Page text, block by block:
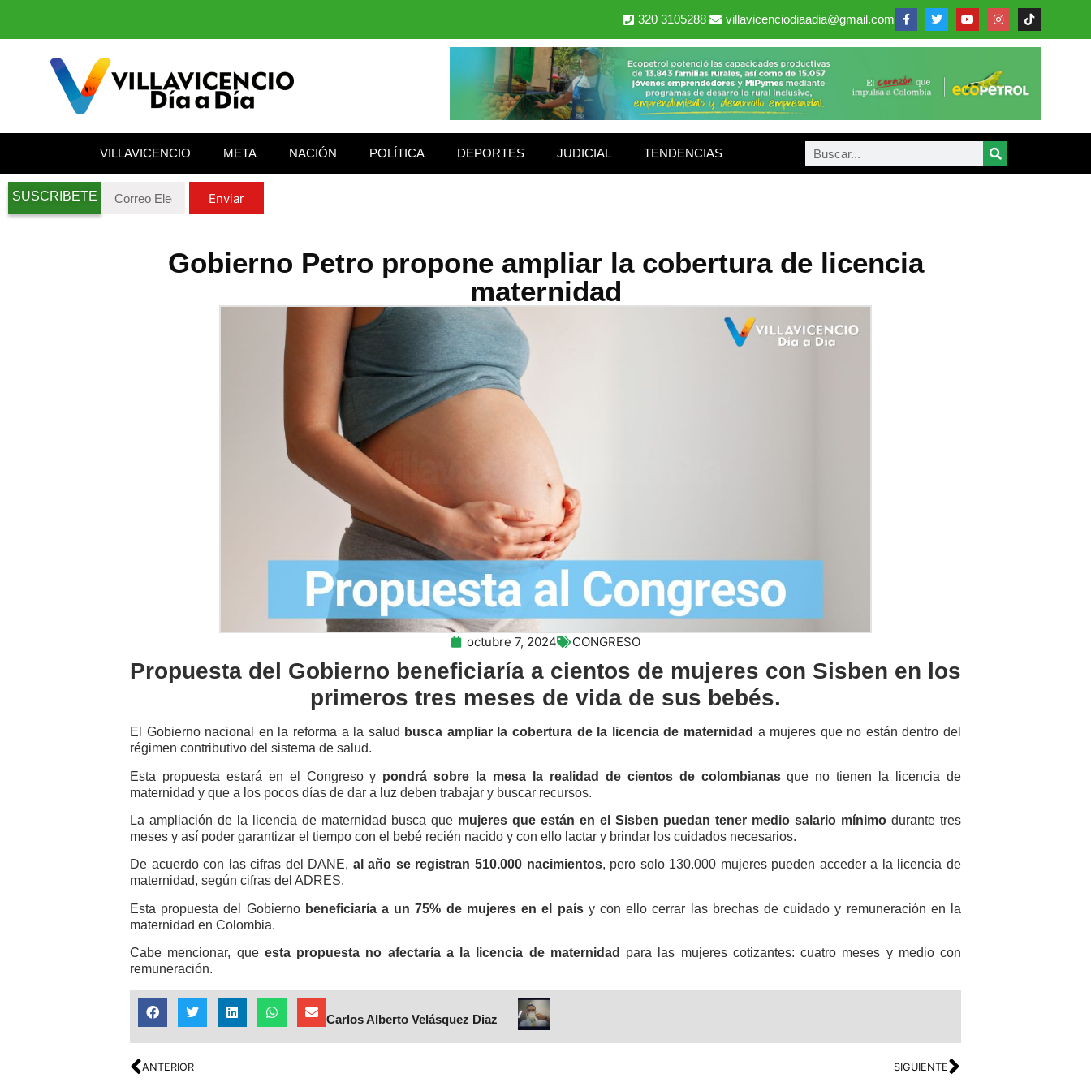
320 3105288 villavicenciodiaadia@gmail.com
VILLAVICENCIO META NACIÓN POLÍTICA DEPORTES JUDICIAL TENDENCIAS
SUSCRIBETE Enviar
Gobierno Petro propone ampliar la cobertura de licencia
maternidad
octubre 7, 2024 CONGRESO
Propuesta del Gobierno beneficiaría a cientos de mujeres con Sisben en los
primeros tres meses de vida de sus bebés.
El Gobierno nacional en la reforma a la salud busca ampliar la cobertura de la licencia de maternidad a mujeres que no están dentro del
régimen contributivo del sistema de salud.
Esta propuesta estará en el Congreso y pondrá sobre la mesa la realidad de cientos de colombianasque no tienen la licencia de
maternidad y que a los pocos días de dar a luz deben trabajar y buscar recursos.
La ampliación de la licencia de maternidad busca que mujeres que están en el Sisben puedan tener medio salario mínimo durante tres
meses y así poder garantizar el tiempo con el bebé recién nacido y con ello lactar y brindar los cuidados necesarios.
De acuerdo con las cifras del DANE, al año se registran 510.000 nacimientos, pero solo 130.000 mujeres pueden acceder a la licencia de
maternidad, según cifras del ADRES.
Esta propuesta del Gobierno beneficiaría a un 75% de mujeres en el paísy con ello cerrar las brechas de cuidado y remuneración en la
maternidad en Colombia.
Cabe mencionar, queesta propuesta no afectaría a la licencia de maternidad
para las mujeres cotizantes: cuatro meses y medio con
remuneración.
Carlos Alberto Velásquez Diaz
ANTERIOR SIGUIENTE